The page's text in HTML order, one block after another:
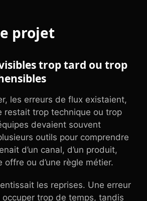
projet
trop tard ou trop
les erreurs de flux existaient,
restait trop technique ou trop
devaient souvent
outils pour comprendre
d’un canal, d’un produit,
offre ou d’une règle métier.
les reprises. Une erreur
occuper trop de temps, tandis